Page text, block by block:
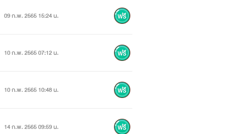
09 ก.พ. 2565 15:24 น.
10 ก.พ. 2565 07:12 น.
10 ก.พ. 2565 10:48 น.
14 ก.พ. 2565 09:59 น.